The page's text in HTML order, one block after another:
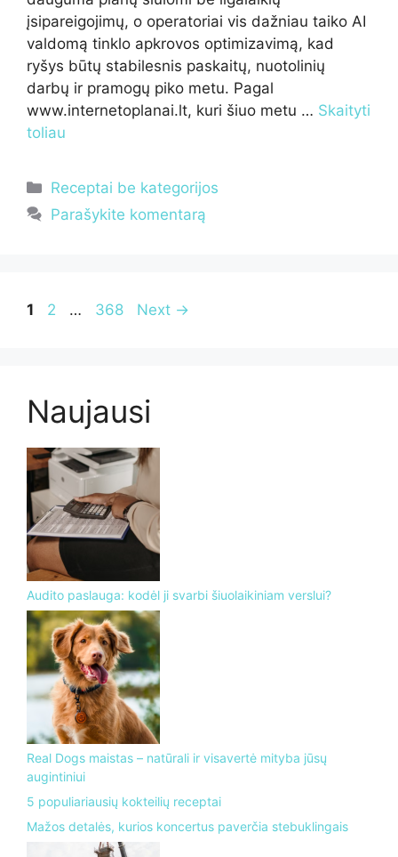
įsipareigojimų, o operatoriai vis dažniau taiko AI
valdomą tinklo apkrovos optimizavimą, kad
ryšys būtų stabilesnis paskaitų, nuotolinių
darbų ir pramogų piko metu. Pagal
www.internetoplanai.lt, kuri šiuo metu … Skaityti
toliau
Kategorijos
Receptai be kategorijos
Parašykite komentarą
Page
1 Page
2 … Page
368 Next →
Naujausi
Audito paslauga: kodėl ji svarbi šiuolaikiniam verslui?
Real Dogs maistas – natūrali ir visavertė mityba jūsų
augintiniui
5 populiariausių kokteilių receptai
Mažos detalės, kurios koncertus paverčia stebuklingais